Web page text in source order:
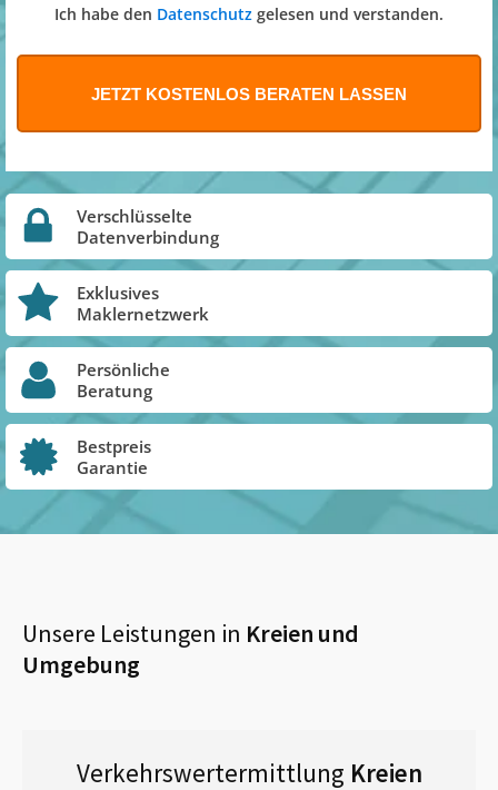
Ich habe den Datenschutz gelesen und verstanden.
Verschlüsselte
Datenverbindung
Exklusives
Maklernetzwerk
Persönliche
Beratung
Bestpreis
Garantie
Unsere Leistungen in Kreien und
Umgebung
Verkehrswertermittlung Kreien